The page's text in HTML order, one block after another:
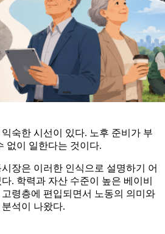
숙한 시선이 있다. 노후 준비가 부
없이 일한다는 것이다.
장은 이러한 인식으로 설명하기 어
. 학력과 자산 수준이 높은 베이비
령층에 편입되면서 노동의 의미와
석이 나왔다.